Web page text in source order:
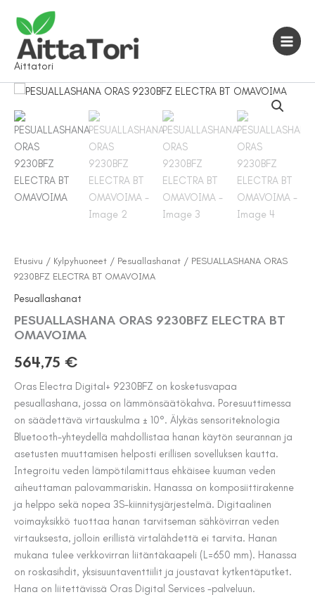
sisältöön
Aittatori
Etusivu / Kylpyhuoneet / Pesuallashanat / PESUALLASHANA ORAS
9230BFZ ELECTRA BT OMAVOIMA
Pesuallashanat
PESUALLASHANA ORAS 9230BFZ ELECTRA BT
OMAVOIMA
564,75 €
Oras Electra Digital+ 9230BFZ on kosketusvapaa
pesuallashana, jossa on lämmönsäätökahva. Poresuuttimessa
on säädettävä virtauskulma ± 10°. Älykäs sensoriteknologia
Bluetooth-yhteydellä mahdollistaa hanan käytön seurannan ja
asetusten muuttamisen helposti erillisen sovelluksen kautta.
Integroitu veden lämpötilamittaus ehkäisee kuuman veden
aiheuttaman palovammariskin. Hanassa on komposiittirakenne
ja helppo sekä nopea 3S-kiinnitysjärjestelmä. Digitaalinen
voimayksikkö tuottaa hanan tarvitseman sähkövirran veden
virtauksesta, jolloin erillistä virtalähdettä ei tarvita. Hanan
mukana tulee verkkovirran liitäntäkaapeli (L=650 mm). Hanassa
on roskasihdit, yksisuuntaventtiilit ja joustavat kytkentäputket.
Hana on liitettävissä Oras Digital Services -palveluun.